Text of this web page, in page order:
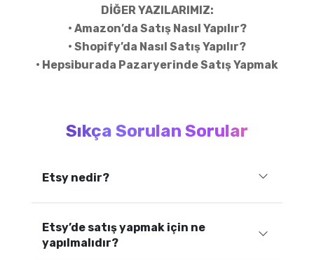
DİĞER YAZILARIMIZ:
• Amazon’da Satış Nasıl Yapılır?
• Shopify’da Nasıl Satış Yapılır?
• Hepsiburada Pazaryerinde Satış Yapmak
Sıkça Sorulan Sorular
Etsy nedir?
Etsy’de satış yapmak için ne
yapılmalıdır?